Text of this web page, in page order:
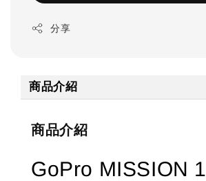
分享
商品介紹
商品介紹
GoPro MISSION 1